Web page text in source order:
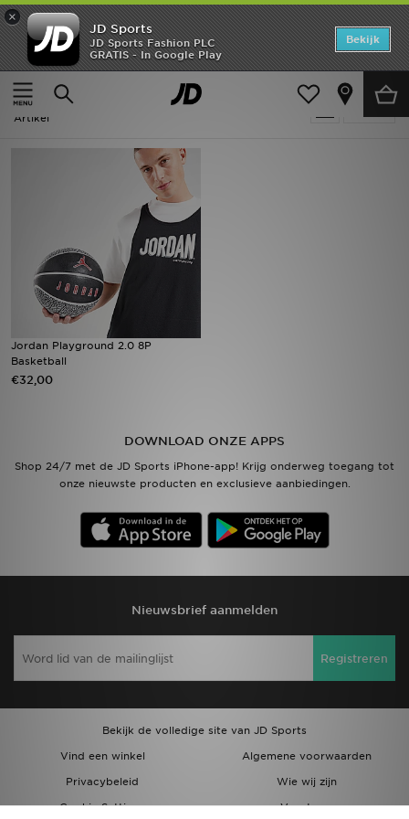
×
JD Sports
JD Sports Fashion PLC
GRATIS - In Google Play
Bekijk
Thuis
Heren Herenaccessoires Sportartikelen
Heren - Jordan Sportartikelen
Artikel
Jordan Playground 2.0 8P
Basketball
€32,00
DOWNLOAD ONZE APPS
Shop 24/7 met de JD Sports iPhone-app! Krijg onderweg toegang tot
onze nieuwste producten en exclusieve aanbiedingen.
Nieuwsbrief aanmelden
Registreren
Bekijk de volledige site van JD Sports
Vind een winkel
Algemene voorwaarden
Privacybeleid
Wie wij zijn
Cookie Settings
Vacatures
Home
Offers
New In
Collecties
Voetbal
Sports
Klantenservice
Download de app
Wie wij zijn